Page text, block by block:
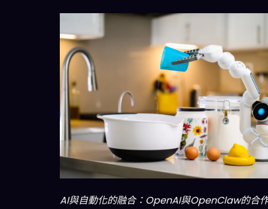
AI與自動化的融合：OpenAI與OpenClaw的合